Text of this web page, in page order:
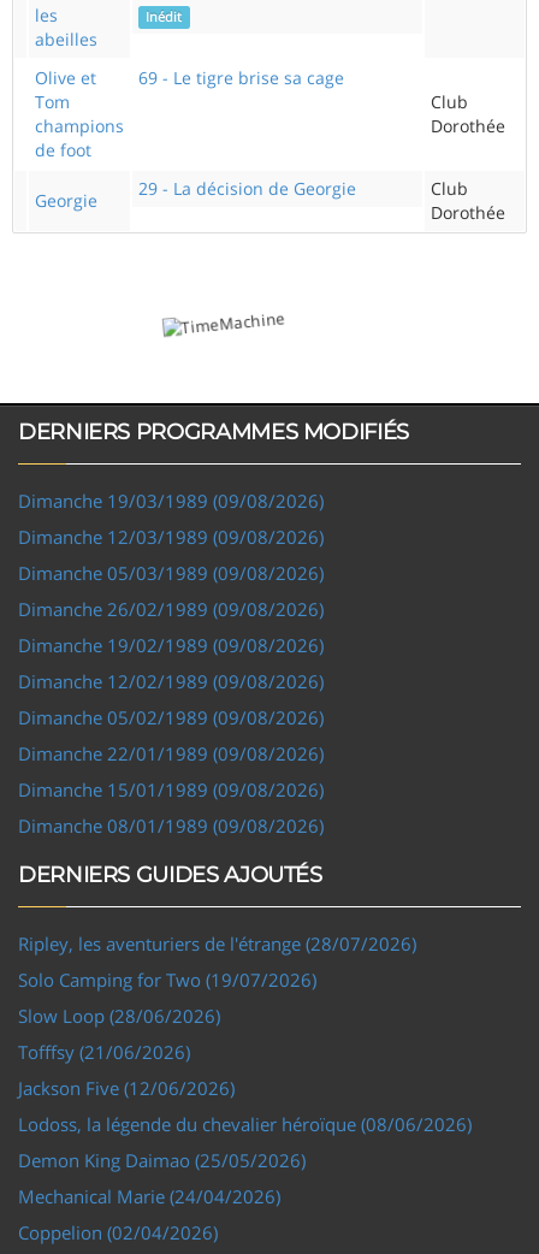
les
abeilles
Inédit
Olive et
Tom
champions
de foot
69 - Le tigre brise sa cage
Club
Dorothée
Georgie
29 - La décision de Georgie
Club
Dorothée
DERNIERS PROGRAMMES MODIFIÉS
Dimanche 19/03/1989 (09/08/2026)
Dimanche 12/03/1989 (09/08/2026)
Dimanche 05/03/1989 (09/08/2026)
Dimanche 26/02/1989 (09/08/2026)
Dimanche 19/02/1989 (09/08/2026)
Dimanche 12/02/1989 (09/08/2026)
Dimanche 05/02/1989 (09/08/2026)
Dimanche 22/01/1989 (09/08/2026)
Dimanche 15/01/1989 (09/08/2026)
Dimanche 08/01/1989 (09/08/2026)
DERNIERS GUIDES AJOUTÉS
Ripley, les aventuriers de l'étrange (28/07/2026)
Solo Camping for Two (19/07/2026)
Slow Loop (28/06/2026)
Tofffsy (21/06/2026)
Jackson Five (12/06/2026)
Lodoss, la légende du chevalier héroïque (08/06/2026)
Demon King Daimao (25/05/2026)
Mechanical Marie (24/04/2026)
Coppelion (02/04/2026)